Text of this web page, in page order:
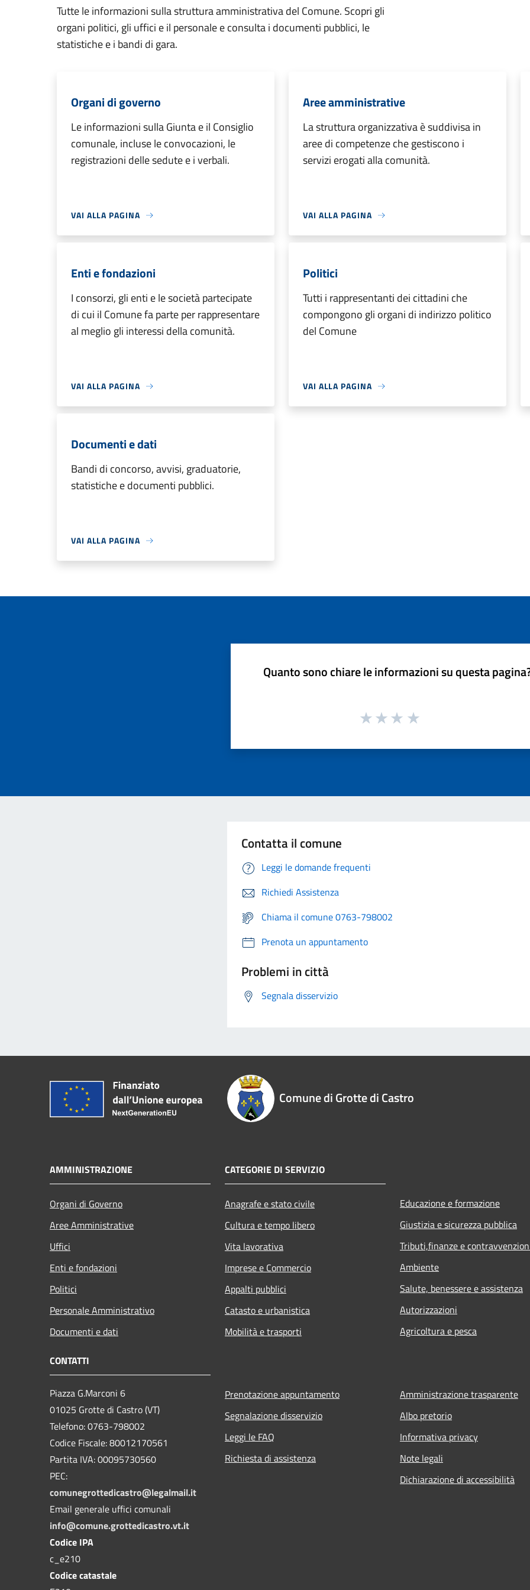
Tutte le informazioni sulla struttura amministrativa del Comune. Scopri gli
organi politici, gli uffici e il personale e consulta i documenti pubblici, le
statistiche e i bandi di gara.
Organi di governo
Le informazioni sulla Giunta e il Consiglio
comunale, incluse le convocazioni, le
registrazioni delle sedute e i verbali.
VAI ALLA PAGINA
Aree amministrative
La struttura organizzativa è suddivisa in
aree di competenze che gestiscono i
servizi erogati alla comunità.
VAI ALLA PAGINA
Enti e fondazioni
I consorzi, gli enti e le società partecipate
di cui il Comune fa parte per rappresentare
al meglio gli interessi della comunità.
VAI ALLA PAGINA
Politici
Tutti i rappresentanti dei cittadini che
compongono gli organi di indirizzo politico
del Comune
VAI ALLA PAGINA
Documenti e dati
Bandi di concorso, avvisi, graduatorie,
statistiche e documenti pubblici.
VAI ALLA PAGINA
Quanto sono chiare le informazioni su questa
Contatta il comune
Leggi le domande frequenti
Richiedi Assistenza
Chiama il comune 0763-798002
Prenota un appuntamento
Problemi in città
Segnala disservizio
Comune di Grotte di Castro
AMMINISTRAZIONE
Organi di Governo
Aree Amministrative
Uffici
Enti e fondazioni
Politici
Personale Amministrativo
Documenti e dati
CATEGORIE DI SERVIZIO
Anagrafe e stato civile
Cultura e tempo libero
Vita lavorativa
Imprese e Commercio
Appalti pubblici
Catasto e urbanistica
Mobilità e trasporti
Educazione e formazione
Giustizia e sicurezza pubblica
Tributi,finanze e
Ambiente
Salute, benessere e assistenza
Autorizzazioni
Agricoltura e pesca
CONTATTI
Piazza G.Marconi 6
01025 Grotte di Castro (VT)
Telefono: 0763-798002
Codice Fiscale: 80012170561
Partita IVA: 00095730560
PEC:
comunegrottedicastro@legalmail.it
Email generale uffici comunali
info@comune.grottedicastro.vt.it
Codice IPA
c_e210
Codice catastale
Prenotazione appuntamento
Segnalazione disservizio
Leggi le FAQ
Richiesta di assistenza
Amministrazione trasparente
Albo pretorio
Informativa privacy
Note legali
Dichiarazione di accessibilità